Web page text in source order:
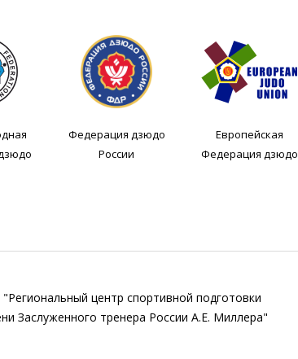
Федерация дзюдо
России
Европейская
Федерация дзюдо
центр спортивной подготовки
Заслуженного тренера России А.Е. Миллера"